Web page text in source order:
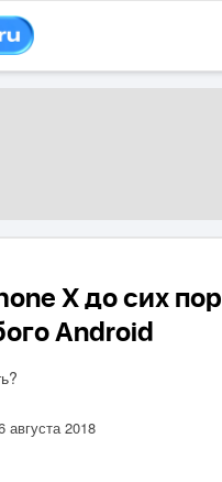
X до сих пор
Android
августа 2018